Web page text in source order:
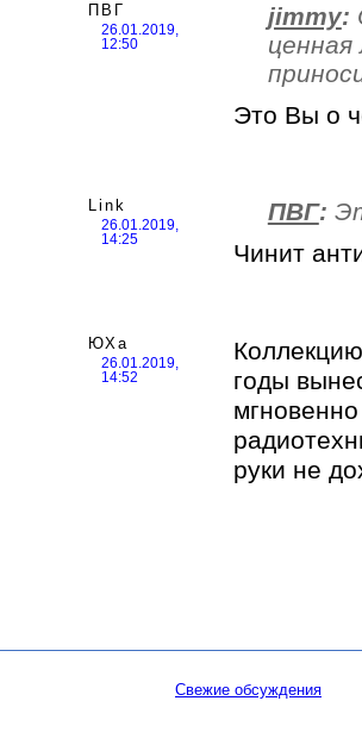
ПВГ
26.01.2019,
12:50
jimmy:
Это Вы о
Link
26.01.2019,
14:25
ПВГ:
Чинит
ЮХа
26.01.2019,
14:52
годы
руки не
Свежие обсуждения